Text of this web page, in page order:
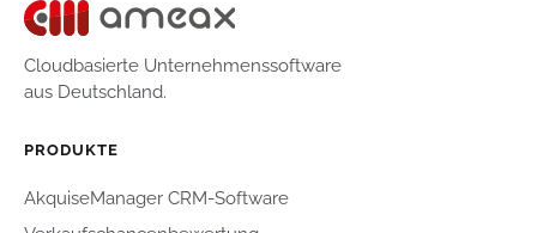
Cloudbasierte Unternehmenssoftware
aus Deutschland.
PRODUKTE
AkquiseManager CRM-Software